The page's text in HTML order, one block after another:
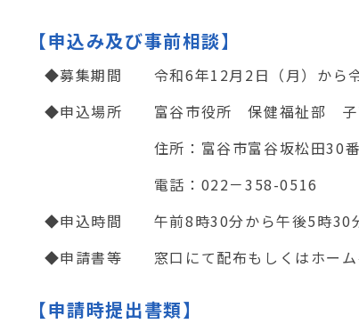
【申込み及び事前相談】
◆募集期間 令和6年12月 2日（月）から
◆申込場所 富谷市役所 保健福祉部 子
住所：富谷市富谷坂松田30
電話： 022－358-0516
◆申込時間 午前8時30分から午後5時30
◆申請書等 窓口にて配布もしくはホーム
【申請時提出書類】